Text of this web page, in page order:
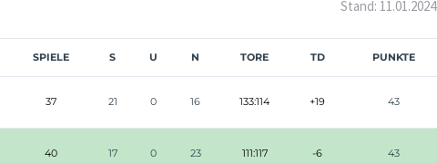
Stand: 11.01.2024
SPIELE S U N TORE TD PUNKTE
37 21 0 16 133:114 +19 43
40 17 0 23 111:117 -6 43